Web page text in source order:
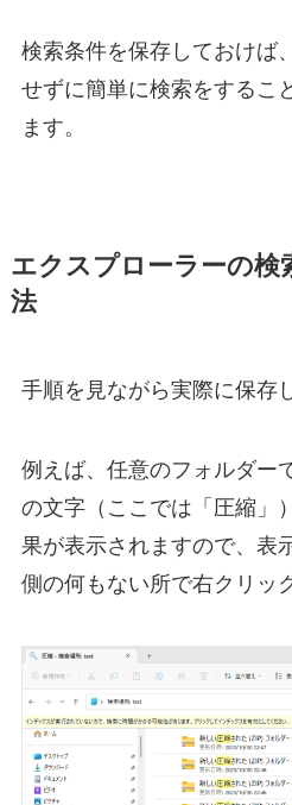
検索条件を保存しておけば
せずに簡単に検索をするこ
ます。
エクスプローラーの検
法
手順を見ながら実際に保存
例えば、任意のフォルダー
の文字（ここでは「圧縮」
果が表示されますので、表
側の何もない所で右クリッ